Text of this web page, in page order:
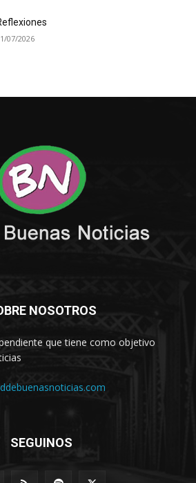
07/2026
NOSOTROS
que tiene como objetivo
SEGUINOS